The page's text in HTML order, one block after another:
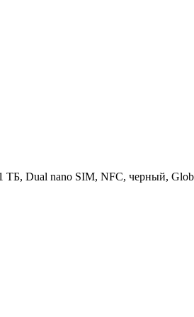
ТБ, Dual nano SIM, NFC, черный,